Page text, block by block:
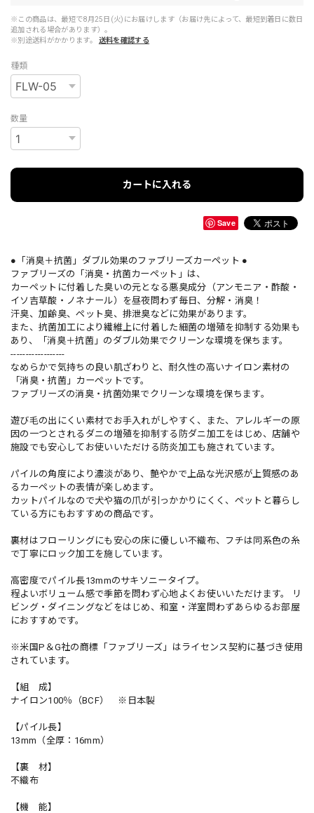
※この商品は、最短で8月25日(火)にお届けします（お届け先によって、最短到着日に数日
追加される場合があります）。
※別途送料がかかります。
送料を確認する
種類
数量
カートに入れる
Save
●「消臭＋抗菌」ダブル効果のファブリーズカーペット ●
ファブリーズの「消臭・抗菌カーペット」は、
カーペットに付着した臭いの元となる悪臭成分（アンモニア・酢酸・
イソ吉草酸・ノネナール）を昼夜問わず毎日、分解・消臭！
汗臭、加齢臭、ペット臭、排泄臭などに効果があります。
また、抗菌加工により繊維上に付着した細菌の増殖を抑制する効果も
あり、「消臭＋抗菌」のダブル効果でクリーンな環境を保ちます。
------------------
なめらかで気持ちの良い肌ざわりと、耐久性の高いナイロン素材の
「消臭・抗菌」カーペットです。
ファブリーズの消臭・抗菌効果でクリーンな環境を保ちます。
遊び毛の出にくい素材でお手入れがしやすく、また、アレルギーの原
因の一つとされるダニの増殖を抑制する防ダニ加工をはじめ、店舗や
施設でも安心してお使いいただける防炎加工も施されています。
パイルの角度により濃淡があり、艶やかで上品な光沢感が上質感のあ
るカーペットの表情が楽しめます。
カットパイルなので犬や猫の爪が引っかかりにくく、ペットと暮らし
ている方にもおすすめの商品です。
裏材はフローリングにも安心の床に優しい不織布、フチは同系色の糸
で丁寧にロック加工を施しています。
高密度でパイル長13mmのサキソニータイプ。
程よいボリューム感で季節を問わず心地よくお使いいただけます。 リ
ビング・ダイニングなどをはじめ、和室・洋室問わずあらゆるお部屋
におすすめです。
※米国P＆G社の商標「ファブリーズ」はライセンス契約に基づき使用
されています。
【組 成】
ナイロン100％（BCF） ※日本製
【パイル長】
13mm（全厚：16mm）
【裏 材】
不織布
【機 能】